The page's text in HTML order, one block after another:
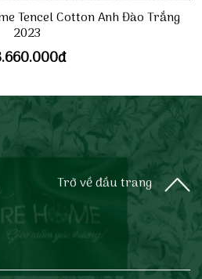
Tencel Cotton Anh Đào Trắng
2023
đ
Trở về đầu trang